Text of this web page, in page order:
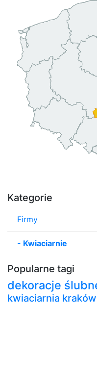
Kategorie
Firmy
- Kwiaciarnie
Popularne tagi
dekoracje
kwiaciarnia kraków